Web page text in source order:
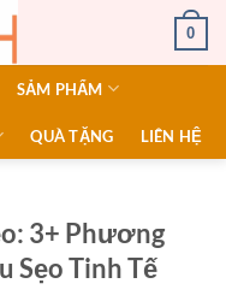
0
SẢM PHẨM
QUÀ TẶNG LIÊN HỆ
3+ Phương
Sẹo Tinh Tế